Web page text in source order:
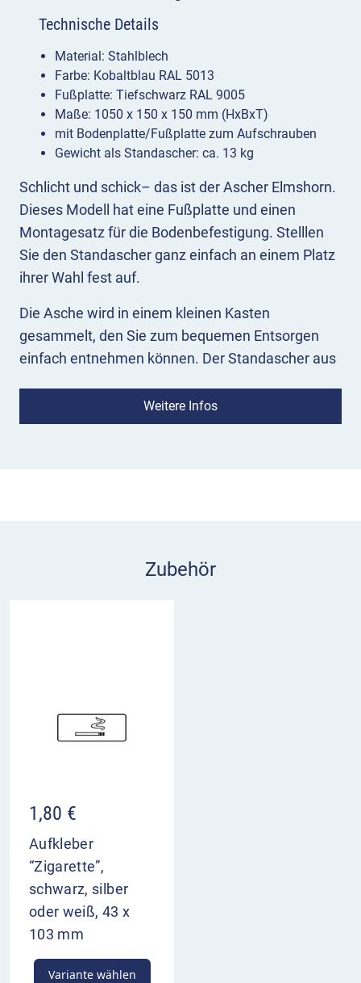
Schlicht und schick– das ist der Ascher Elmshorn.
Dieses Modell hat eine Fußplatte und einen
Montagesatz für die Bodenbefestigung. Stelllen
Sie den Standascher ganz einfach an einem Platz
ihrer Wahl fest auf.
Die Asche wird in einem kleinen Kasten
gesammelt, den Sie zum bequemen Entsorgen
einfach entnehmen können. Der Standascher aus
Maße von 1050 x 150 x 150 mm. Der kobaltblaue
Ascher mit tiefschwarzem Fuß ist ein echter
Weitere Infos
Technische Details
Material: Stahlblech
Farbe: Kobaltblau RAL 5013
Fußplatte: Tiefschwarz RAL 9005
Maße: 1050 x 150 x 150 mm (HxBxT)
mit Bodenplatte/Fußplatte zum Aufschrauben
Gewicht als Standascher: ca. 13 kg
Zubehör
1,80 €
Aufkleber
“Zigarette”,
schwarz, silber
oder weiß, 43 x
103 mm
Variante wählen